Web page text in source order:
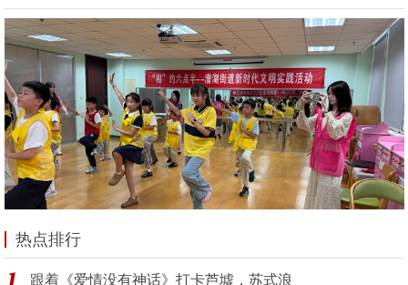
热点排行
跟着《爱情没有神话》打卡芦墟，苏式浪